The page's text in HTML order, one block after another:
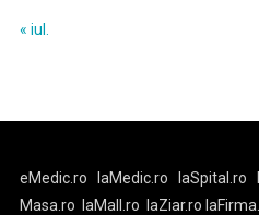
« iul.
eMedic.ro laMedic.ro laSpital.ro
Masa.ro
laMall.ro laZiar.ro